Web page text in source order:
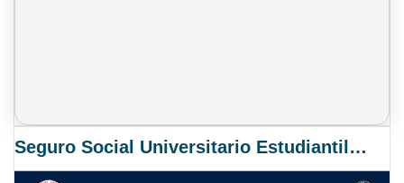
Seguro Social Universitario Estudiantil SSUE